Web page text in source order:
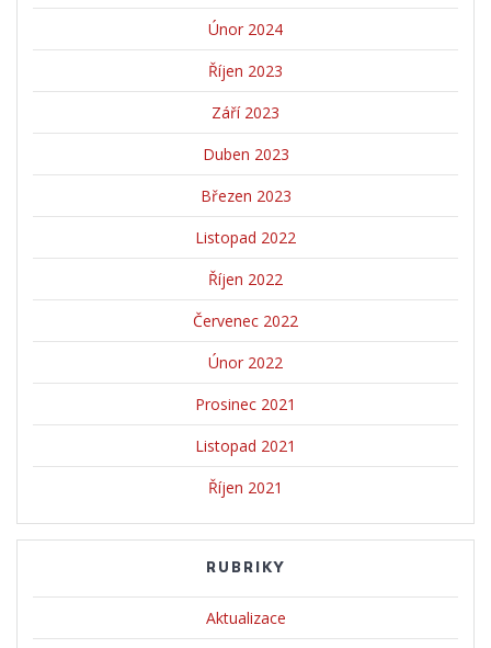
Únor 2024
Říjen 2023
Září 2023
Duben 2023
Březen 2023
Listopad 2022
Říjen 2022
Červenec 2022
Únor 2022
Prosinec 2021
Listopad 2021
Říjen 2021
RUBRIKY
Aktualizace